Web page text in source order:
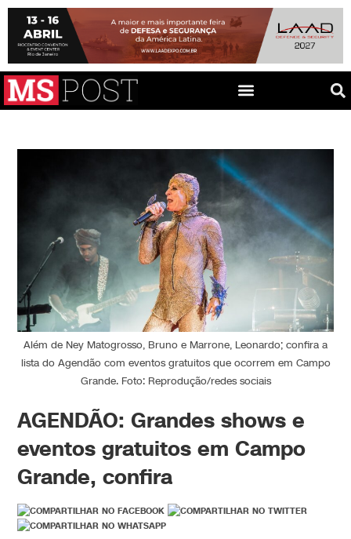
Além de Ney Matogrosso, Bruno e Marrone, Leonardo; confira a
lista do Agendão com eventos gratuitos que ocorrem em Campo
Grande. Foto: Reprodução/redes sociais
AGENDÃO: Grandes shows e
eventos gratuitos em Campo
Grande, confira